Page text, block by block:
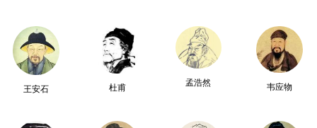
王安石 杜甫
孟浩然 韦应物